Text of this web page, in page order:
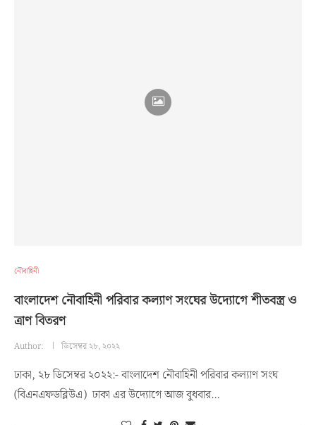
নৌবাহিনী
বাংলাদেশ নৌবাহিনী পরিবার কল্যাণ সংঘের উদ্যোগে শীতবস্ত্র ও
ত্রাণ বিতরণ
Author: ডিসেম্বর ২৮, ২০২২
ঢাকা, ২৮ ডিসেম্বর ২০২২:- বাংলাদেশ নৌবাহিনী পরিবার কল্যাণ সংঘ
(বিএনএফডব্লিউএ) ঢাকা এর উদ্যোগে আজ বুধবার…